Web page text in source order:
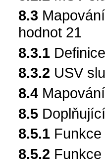
8.3
hodnot 21
8.3.1
8.3.2 USV
8.4
8.5
8.5.1
8.5.2